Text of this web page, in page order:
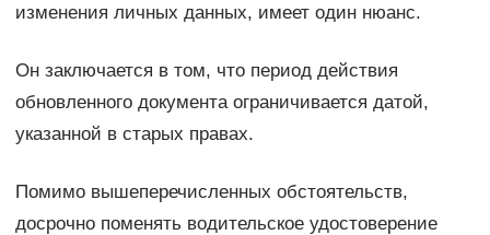
изменения личных данных, имеет один нюанс.
Он заключается в том, что период действия
обновленного документа ограничивается датой,
указанной в старых правах.
Помимо вышеперечисленных обстоятельств,
досрочно поменять водительское удостоверение